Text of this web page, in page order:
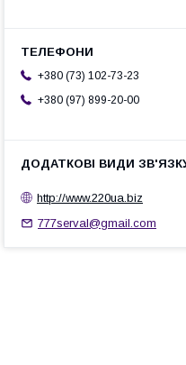
+380 (73) 102-73-23
+380 (97) 899-20-00
http://www.220ua.biz
777serval@gmail.com